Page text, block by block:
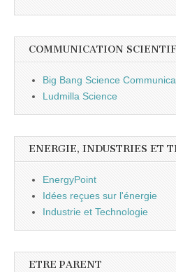
COMMUNICATION
Big Bang Science
Ludmilla Science
ENERGIE, INDUSTRIES ET
EnergyPoint
Idées reçues sur l'énergie
Industrie et Technologie
ETRE PARENT